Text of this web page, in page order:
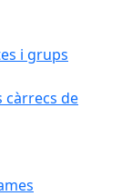
i grups
càrrecs de